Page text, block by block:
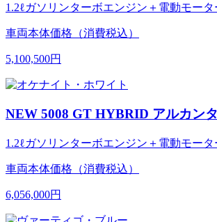
1.2ℓガソリンターボエンジン＋電動モータ
車両本体価格（消費税込）
5,100,500円
NEW 5008 GT HYBRID アルカン
1.2ℓガソリンターボエンジン＋電動モータ
車両本体価格（消費税込）
6,056,000円